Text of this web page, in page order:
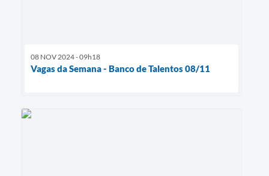
08 NOV 2024 - 09h18
Vagas da Semana - Banco de Talentos 08/11